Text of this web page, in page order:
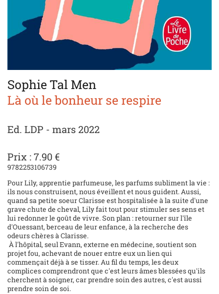
Sophie Tal Men
Là où le bonheur se respire
Ed. LDP - mars 2022
Prix : 7.90 €
9782253106739
Pour Lily, apprentie parfumeuse, les parfums subliment la vie :
ils nous construisent, nous éveillent et nous guident. Aussi,
quand sa petite soeur Clarisse est hospitalisée à la suite d'une
grave chute de cheval, Lily fait tout pour stimuler ses sens et
lui redonner le goût de vivre. Son plan : retourner sur l'île
d'Ouessant, berceau de leur enfance, à la recherche des
odeurs chères à Clarisse.
À l'hôpital, seul Evann, externe en médecine, soutient son
projet fou, achevant de nouer entre eux un lien qui
commençait déjà à se tisser. Au fil du temps, les deux
complices comprendront que c'est leurs âmes blessées qu'ils
cherchent à soigner, car prendre soin des autres, c'est aussi
prendre soin de soi.